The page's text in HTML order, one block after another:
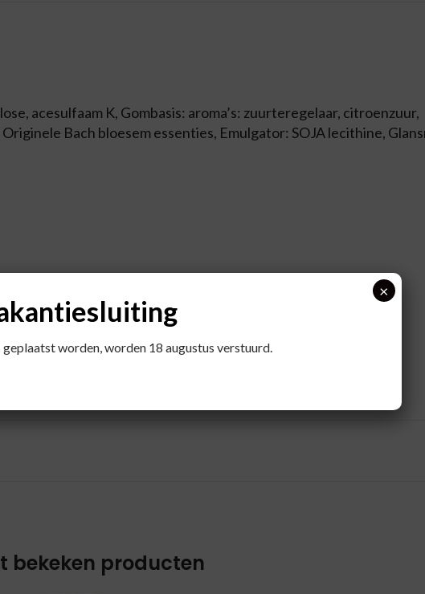
acesulfaam K, Gombasis: aroma’s: zuurteregelaar, citroenzuur,
Bach bloesem essenties, Emulgator: SOJA lecithine,
bekeken producten
worden, worden 18 augustus verstuurd.
×